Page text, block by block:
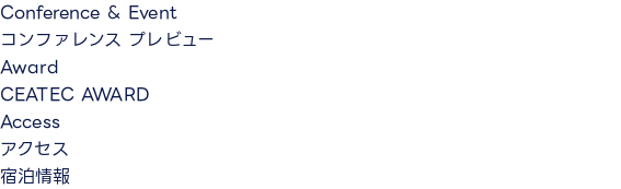
Conference & Event
コンファレンス プレビュー
Award
CEATEC AWARD
Access
アクセス
宿泊情報